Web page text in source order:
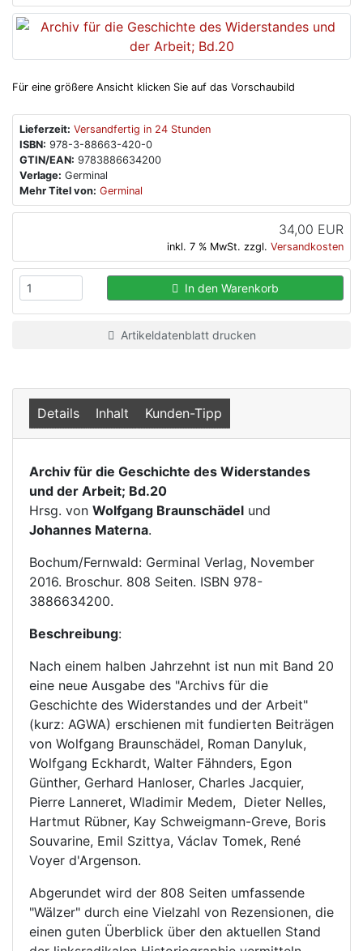
Für eine größere Ansicht klicken Sie auf das Vorschaubild
Lieferzeit: Versandfertig in 24 Stunden
ISBN: 978-3-88663-420-0
GTIN/EAN: 9783886634200
Verlage: Germinal
Mehr Titel von: Germinal
34,00 EUR
inkl. 7 % MwSt. zzgl. Versandkosten
In den Warenkorb
Artikeldatenblatt drucken
Details Inhalt Kunden-Tipp
Archiv für die Geschichte des Widerstandes
und der Arbeit; Bd.20
Hrsg. von Wolfgang Braunschädel und
Johannes Materna.
Bochum/Fernwald: Germinal Verlag, November
2016. Broschur. 808 Seiten. ISBN 978-
3886634200.
Beschreibung:
Nach einem halben Jahrzehnt ist nun mit Band 20
eine neue Ausgabe des "Archivs für die
Geschichte des Widerstandes und der Arbeit"
(kurz: AGWA) erschienen mit fundierten Beiträgen
von Wolfgang Braunschädel, Roman Danyluk,
Wolfgang Eckhardt, Walter Fähnders, Egon
Günther, Gerhard Hanloser, Charles Jacquier,
Pierre Lanneret, Wladimir Medem, Dieter Nelles,
Hartmut Rübner, Kay Schweigmann-Greve, Boris
Souvarine, Emil Szittya, Václav Tomek, René
Voyer d'Argenson.
Abgerundet wird der 808 Seiten umfassende
"Wälzer" durch eine Vielzahl von Rezensionen, die
einen guten Überblick über den aktuellen Stand